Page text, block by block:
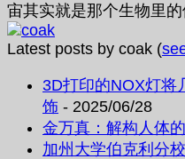
宙其实就是那个生物里的
Latest posts by coak (
3D打印的NOX灯将
饰 - 2025/06/28
金万真：解构人体
加州大学伯克利分